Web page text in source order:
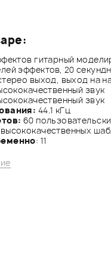
гитарный
эффектов, 20
выход, выход на
звук
звук
44.1 кГц
60
: 11